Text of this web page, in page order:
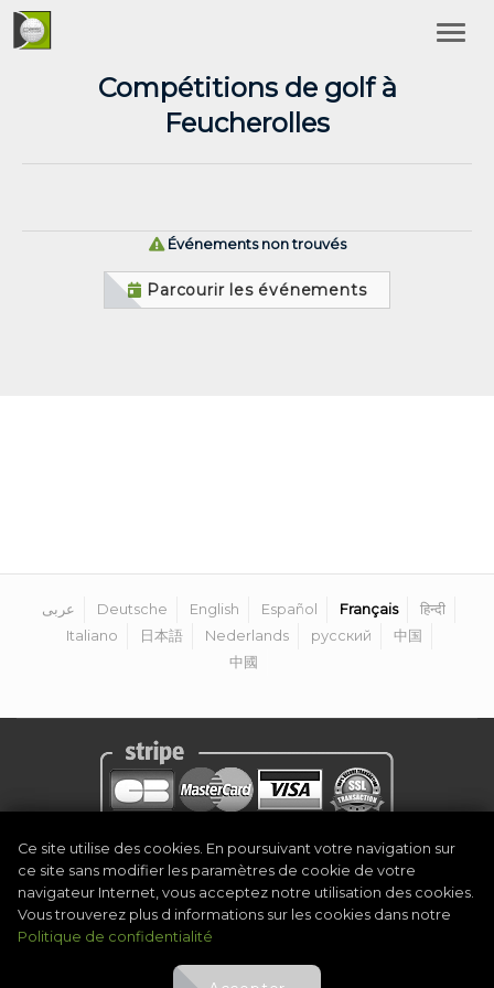
Compétitions de golf à
Feucherolles
Événements non trouvés
Parcourir les événements
عربى Deutsche English Español Français
हिन्दी
Italiano
日本語 Nederlands русский
中国
中國
Ce site utilise des cookies. En poursuivant votre navigation sur
ce site sans modifier les paramètres de cookie de votre
navigateur Internet, vous acceptez notre utilisation des cookies.
Vous trouverez plus d informations sur les cookies dans notre
Politique de confidentialité
Mentions légales Termes et conditions
Devenir organisateur | Contact
2026 Golf Competitions @DigitalEventSystem